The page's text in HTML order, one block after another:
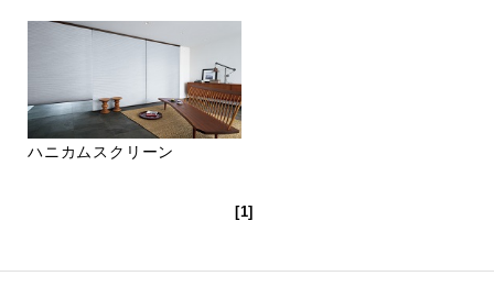
ハニカムスクリーン
[1]